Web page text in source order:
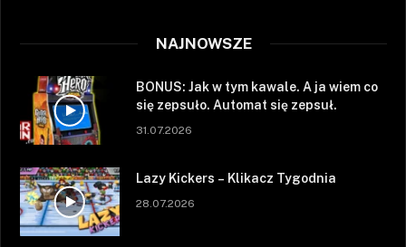
NAJNOWSZE
BONUS: Jak w tym kawale. A ja wiem co
się zepsuło. Automat się zepsuł.
31.07.2026
Lazy Kickers – Klikacz Tygodnia
28.07.2026